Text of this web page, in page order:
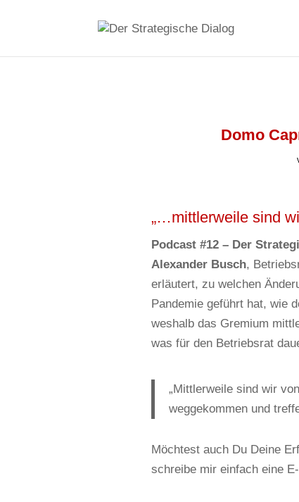
Domo
„…mittlerweile sind
Podcast #12 – Der
Alexander Busch,
erläutert, zu welchen
Pandemie geführt hat, wie
weshalb das Gremium
was für den Betriebsrat
„Mittlerweile sind wir
weggekommen und
Möchtest auch Du Deine
schreibe mir einfach eine